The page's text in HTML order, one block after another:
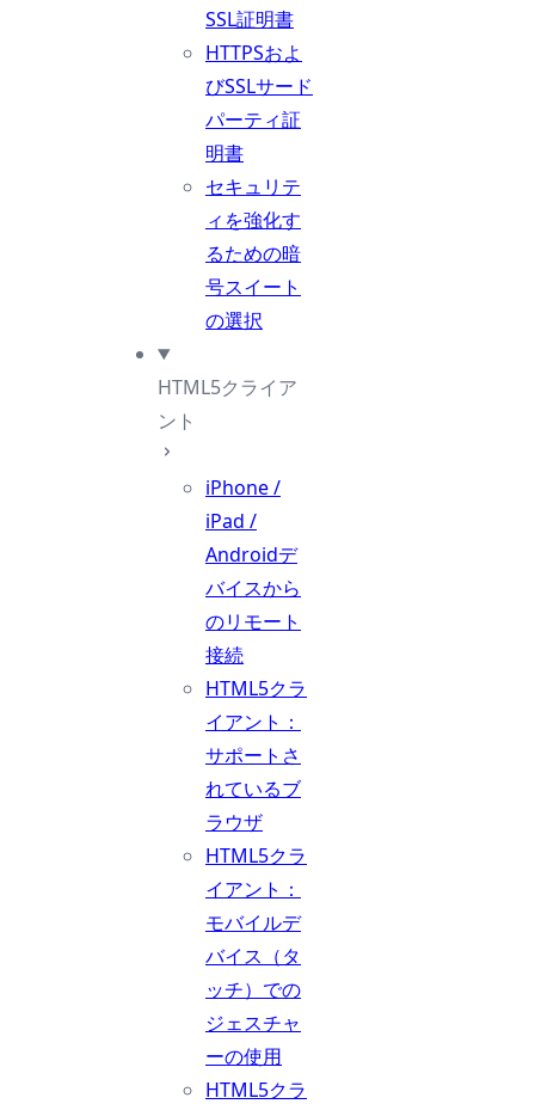
SSL証明書
HTTPSおよ
びSSLサード
パーティ証
明書
セキュリテ
ィを強化す
るための暗
号スイート
の選択
HTML5クライア
ント
iPhone /
iPad /
Androidデ
バイスから
のリモート
接続
HTML5クラ
イアント：
サポートさ
れているブ
ラウザ
HTML5クラ
イアント：
モバイルデ
バイス（タ
ッチ）での
ジェスチャ
ーの使用
HTML5クラ